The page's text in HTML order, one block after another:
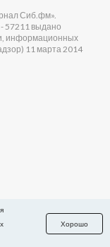
Сиб.фм».
57211 выдано
информационных
11 марта 2014
Хорошо